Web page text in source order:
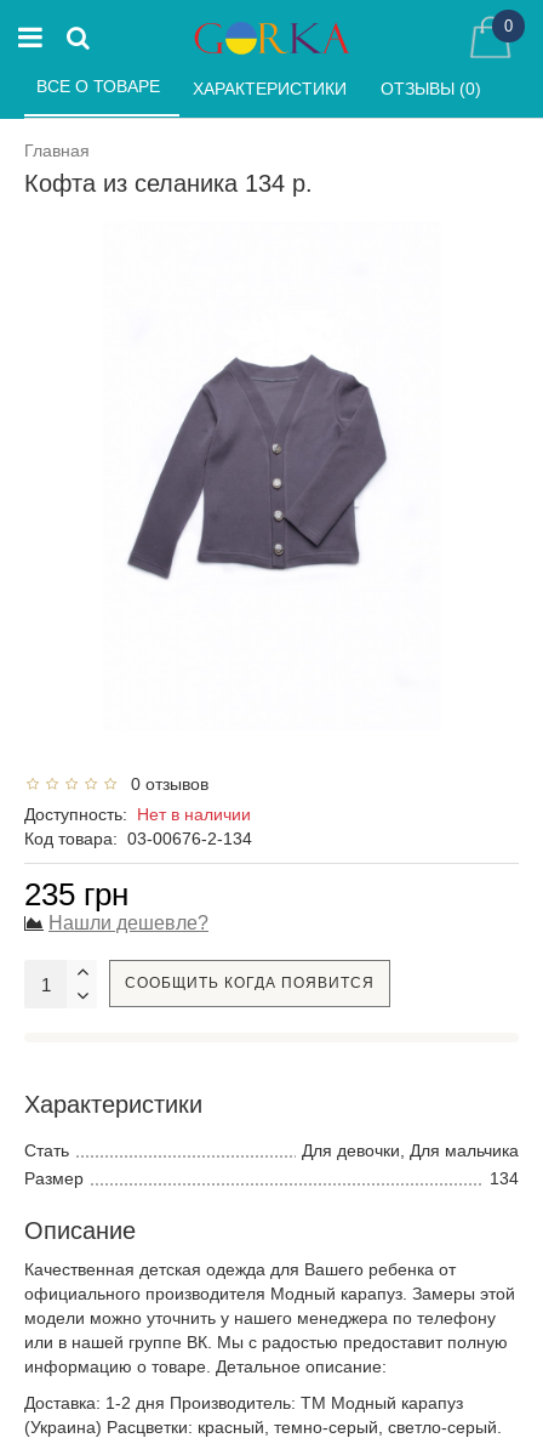
0
Главная
Кофта из селаника 134 р.
ВСЕ О ТОВАРЕ ХАРАКТЕРИСТИКИ ОТЗЫВЫ (0)
0 отзывов
Доступность: Нет в наличии
Код товара: 03-00676-2-134
235 грн
Нашли дешевле?
СООБЩИТЬ КОГДА ПОЯВИТСЯ
Характеристики
Стать
Для девочки, Для мальчика
Размер
134
Описание
Качественная детская одежда для Вашего ребенка от
официального производителя Модный карапуз. Замеры этой
модели можно уточнить у нашего менеджера по телефону
или в нашей группе ВК. Мы с радостью предоставит полную
информацию о товаре. Детальное описание:
Доставка: 1-2 дня Производитель: ТМ Модный карапуз
(Украина) Расцветки: красный, темно-серый, светло-серый.